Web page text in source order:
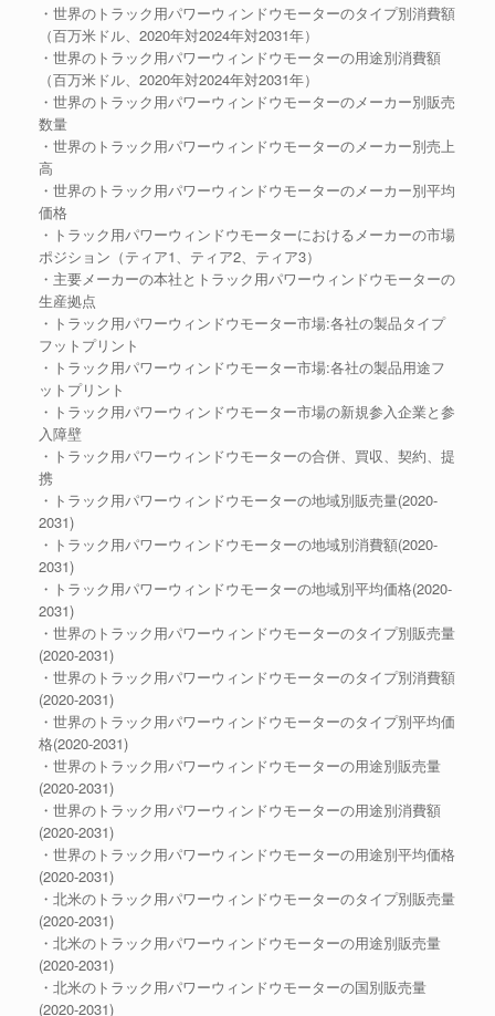
・世界のトラック用パワーウィンドウモーターのタイプ別消費額
（百万米ドル、2020年対2024年対2031年）
・世界のトラック用パワーウィンドウモーターの用途別消費額
（百万米ドル、2020年対2024年対2031年）
・世界のトラック用パワーウィンドウモーターのメーカー別販売
数量
・世界のトラック用パワーウィンドウモーターのメーカー別売上
高
・世界のトラック用パワーウィンドウモーターのメーカー別平均
価格
・トラック用パワーウィンドウモーターにおけるメーカーの市場
ポジション（ティア1、ティア2、ティア3）
・主要メーカーの本社とトラック用パワーウィンドウモーターの
生産拠点
・トラック用パワーウィンドウモーター市場:各社の製品タイプ
フットプリント
・トラック用パワーウィンドウモーター市場:各社の製品用途フ
ットプリント
・トラック用パワーウィンドウモーター市場の新規参入企業と参
入障壁
・トラック用パワーウィンドウモーターの合併、買収、契約、提
携
・トラック用パワーウィンドウモーターの地域別販売量(2020-
2031)
・トラック用パワーウィンドウモーターの地域別消費額(2020-
2031)
・トラック用パワーウィンドウモーターの地域別平均価格(2020-
2031)
・世界のトラック用パワーウィンドウモーターのタイプ別販売量
(2020-2031)
・世界のトラック用パワーウィンドウモーターのタイプ別消費額
(2020-2031)
・世界のトラック用パワーウィンドウモーターのタイプ別平均価
格(2020-2031)
・世界のトラック用パワーウィンドウモーターの用途別販売量
(2020-2031)
・世界のトラック用パワーウィンドウモーターの用途別消費額
(2020-2031)
・世界のトラック用パワーウィンドウモーターの用途別平均価格
(2020-2031)
・北米のトラック用パワーウィンドウモーターのタイプ別販売量
(2020-2031)
・北米のトラック用パワーウィンドウモーターの用途別販売量
(2020-2031)
・北米のトラック用パワーウィンドウモーターの国別販売量
(2020-2031)